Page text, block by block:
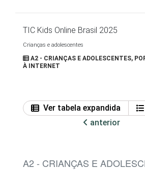
TIC Kids Online Brasil 2025
Crianças e adolescentes
A2 - CRIANÇAS E ADOLESCENTES,
À INTERNET
Ver tabela expandida
anterior
A2 - CRIANÇAS E